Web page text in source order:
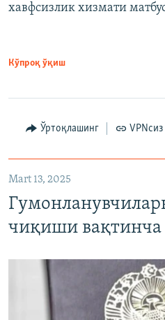
хавфсизлик хизмати
Кўпроқ ўқиш
Ўртоқлашинг
Mart 13, 2025
чиқиши вақтинча